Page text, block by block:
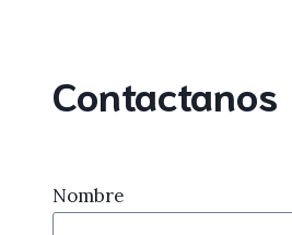
Contactanos
Nombre